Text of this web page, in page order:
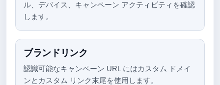
ル、デバイス、キャンペーン アクティビティを確認
します。
ブランドリンク
認識可能なキャンペーン URL にはカスタム ドメイ
ンとカスタム リンク末尾を使用します。